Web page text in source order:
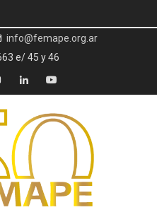
info@femape.org.ar
e/ 45 y 46
LinkedInYouTube